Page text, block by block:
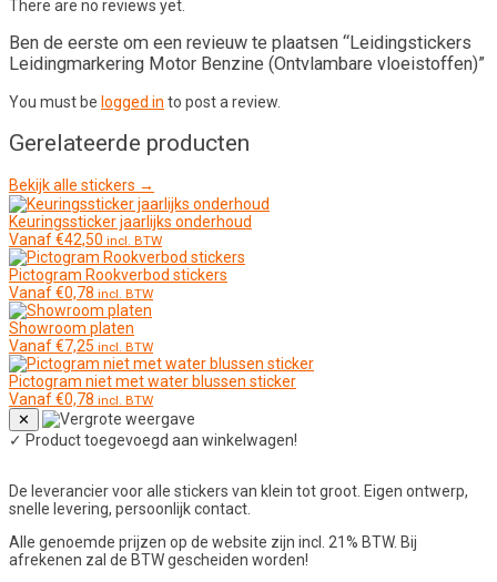
There are no reviews yet.
Ben de eerste om een revieuw te plaatsen “Leidingstickers
Leidingmarkering Motor Benzine (Ontvlambare vloeistoffen)”
You must be logged in to post a review.
Gerelateerde producten
Bekijk alle stickers →
Keuringssticker jaarlijks onderhoud
Vanaf€42,50 incl. BTW
Pictogram Rookverbod stickers
Vanaf€0,78 incl. BTW
Showroom platen
Vanaf€7,25 incl. BTW
Pictogram niet met water blussen sticker
Vanaf€0,78 incl. BTW
✕
✓ Product toegevoegd aan winkelwagen!
De leverancier voor alle stickers van klein tot groot. Eigen ontwerp,
snelle levering, persoonlijk contact.
Alle genoemde prijzen op de website zijn incl. 21% BTW. Bij
afrekenen zal de BTW gescheiden worden!